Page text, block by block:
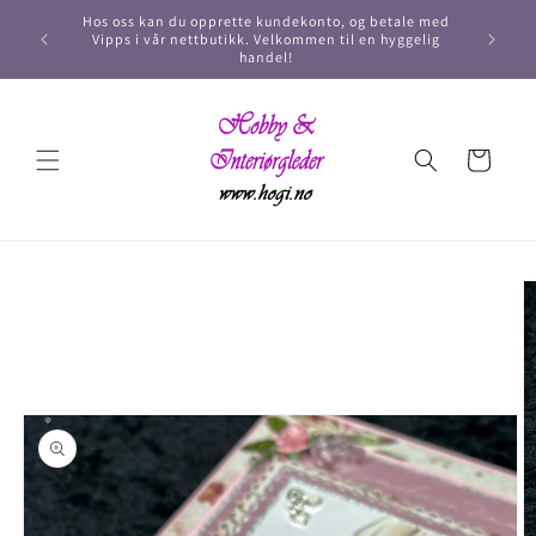
Hos oss kan du opprette kundekonto, og betale med
Vipps i vår nettbutikk. Velkommen til en hyggelig
handel!
Handlekurv